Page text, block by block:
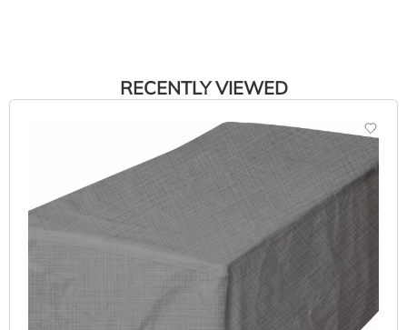
RECENTLY VIEWED